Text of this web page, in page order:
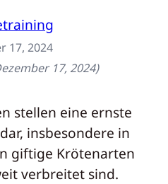
17, 2024
17, 2024)
stellen eine ernste
insbesondere in
giftige Krötenarten
verbreitet sind.